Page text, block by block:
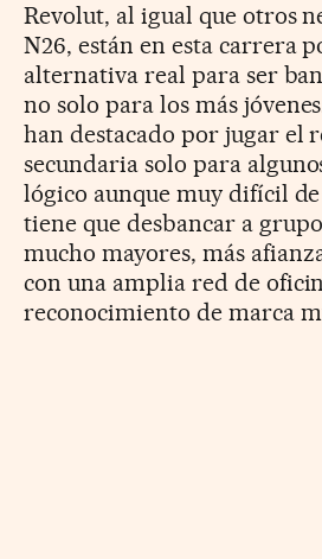
Revolut, al igual que otros
N26, están en esta carrera
alternativa real para ser
no solo para los más
han destacado por jugar el
secundaria solo para
lógico aunque muy difícil
tiene que desbancar a
mucho mayores, más
con una amplia red de
reconocimiento de marca